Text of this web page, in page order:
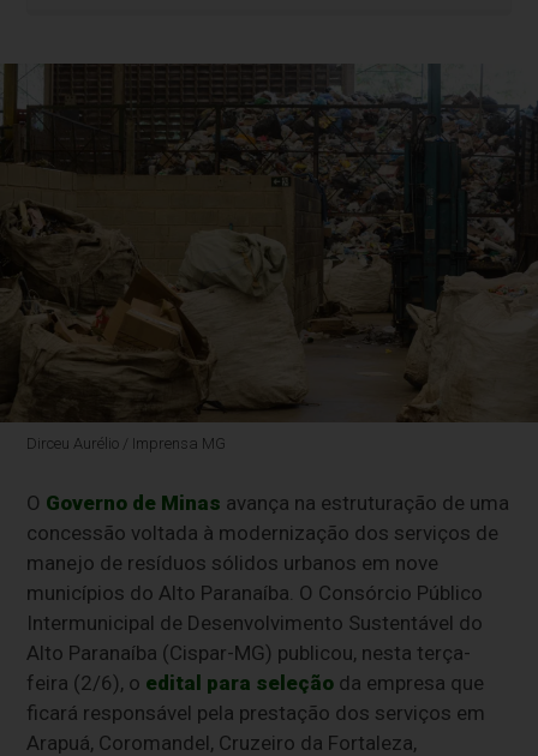
Dirceu Aurélio / Imprensa MG
O Governo de Minas avança na estruturação de uma
concessão voltada à modernização dos serviços de
manejo de resíduos sólidos urbanos em nove
municípios do Alto Paranaíba. O Consórcio Público
Intermunicipal de Desenvolvimento Sustentável do
Alto Paranaíba (Cispar-MG) publicou, nesta terça-
feira (2/6), o edital para seleção da empresa que
ficará responsável pela prestação dos serviços em
Arapuá, Coromandel, Cruzeiro da Fortaleza,